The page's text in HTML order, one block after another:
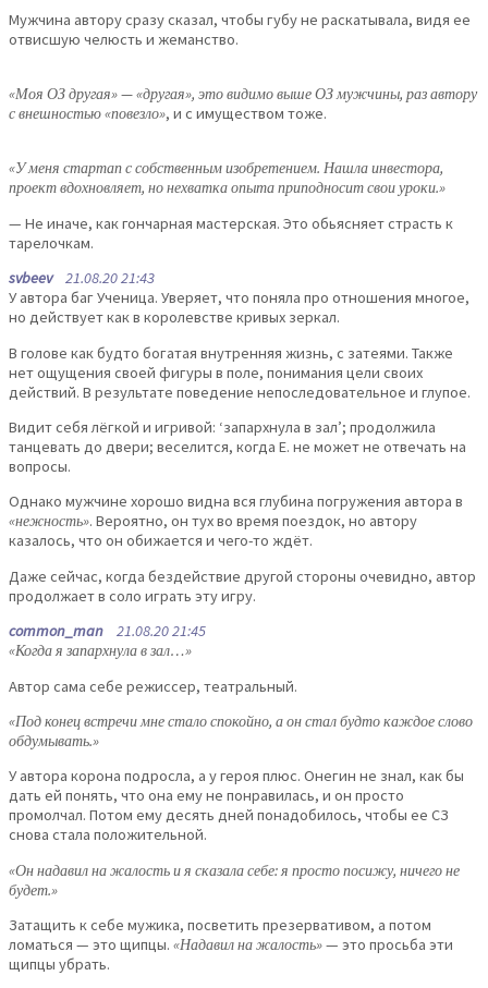
Мужчина автору сразу сказал, чтобы губу не раскатывала, видя ее
отвисшую челюсть и жеманство.
«Моя ОЗ другая» — «другая», это видимо выше ОЗ мужчины, раз автору
с внешностью «повезло», и с имуществом тоже.
«У меня стартап с собственным изобретением. Нашла инвестора,
проект вдохновляет, но нехватка опыта приподносит свои уроки.»
— Не иначе, как гончарная мастерская. Это обьясняет страсть к
тарелочкам.
svbeev21.08.20 21:43
У автора баг Ученица. Уверяет, что поняла про отношения многое,
но действует как в королевстве кривых зеркал.
В голове как будто богатая внутренняя жизнь, с затеями. Также
нет ощущения своей фигуры в поле, понимания цели своих
действий. В результате поведение непоследовательное и глупое.
Видит себя лёгкой и игривой: ‘запархнула в зал’; продолжила
танцевать до двери; веселится, когда Е. не может не отвечать на
вопросы.
Однако мужчине хорошо видна вся глубина погружения автора в
«нежность». Вероятно, он тух во время поездок, но автору
казалось, что он обижается и чего-то ждёт.
Даже сейчас, когда бездействие другой стороны очевидно, автор
продолжает в соло играть эту игру.
common_man 21.08.20 21:45
«Когда я запархнула в зал…»
Автор сама себе режиссер, театральный.
«Под конец встречи мне стало спокойно, а он стал будто каждое слово
обдумывать.»
У автора корона подросла, а у героя плюс. Онегин не знал, как бы
дать ей понять, что она ему не понравилась, и он просто
промолчал. Потом ему десять дней понадобилось, чтобы ее СЗ
снова стала положительной.
«Он надавил на жалость и я сказала себе: я просто посижу, ничего не
будет.»
Затащить к себе мужика, посветить презервативом, а потом
ломаться — это щипцы. «Надавил на жалость»— это просьба эти
щипцы убрать.